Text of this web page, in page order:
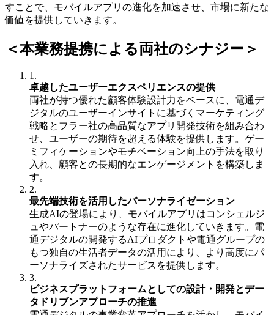
すことで、モバイルアプリの進化を加速させ、市場に新たな
価値を提供していきます。
＜本業務提携による両社のシナジー＞
1.
卓越したユーザーエクスペリエンスの提供
両社が持つ優れた顧客体験設計力をベースに、電通デ
ジタルのユーザーインサイトに基づくマーケティング
戦略とフラー社の高品質なアプリ開発技術を組み合わ
せ、ユーザーの期待を超える体験を提供します。ゲー
ミフィケーションやモチベーション向上の手法を取り
入れ、顧客との長期的なエンゲージメントを構築しま
す。
2.
最先端技術を活用したパーソナライゼーション
生成AIの登場により、モバイルアプリはコンシェルジ
ュやパートナーのような存在に進化していきます。電
通デジタルの開発するAIプロダクトや電通グループの
もつ独自の生活者データの活用により、より高度にパ
ーソナライズされたサービスを提供します。
3.
ビジネスプラットフォームとしての設計・開発とデー
タドリブンアプローチの推進